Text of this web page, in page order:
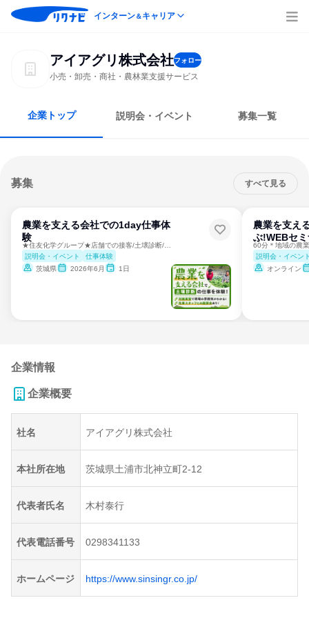
インターン＆キャリア
アイアグリ株式会社フォロー
小売・卸売・商社・農林業支援サービス
企業トップ 説明会・イベント 募集一覧
募集 すべて見る
農業を支える会社での1day仕事体
験
説明会・イベント
仕事体験
茨城県
2026年6月 1日
農業を支え
ぶ!WEBセ
説明会・イベン
オンライン
企業情報
企業概要
社名 アイアグリ株式会社
本社所在地 茨城県土浦市北神立町2-12
代表者氏名 木村泰行
代表電話番号 0298341133
ホームページ https://www.sinsingr.co.jp/